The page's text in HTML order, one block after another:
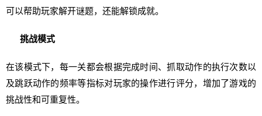
可以帮助玩家解开谜题，还能解锁成就。
挑战模式
在该模式下，每一关都会根据完成时间、抓取动作的执行次数以
及跳跃动作的频率等指标对玩家的操作进行评分，增加了游戏的
挑战性和可重复性。